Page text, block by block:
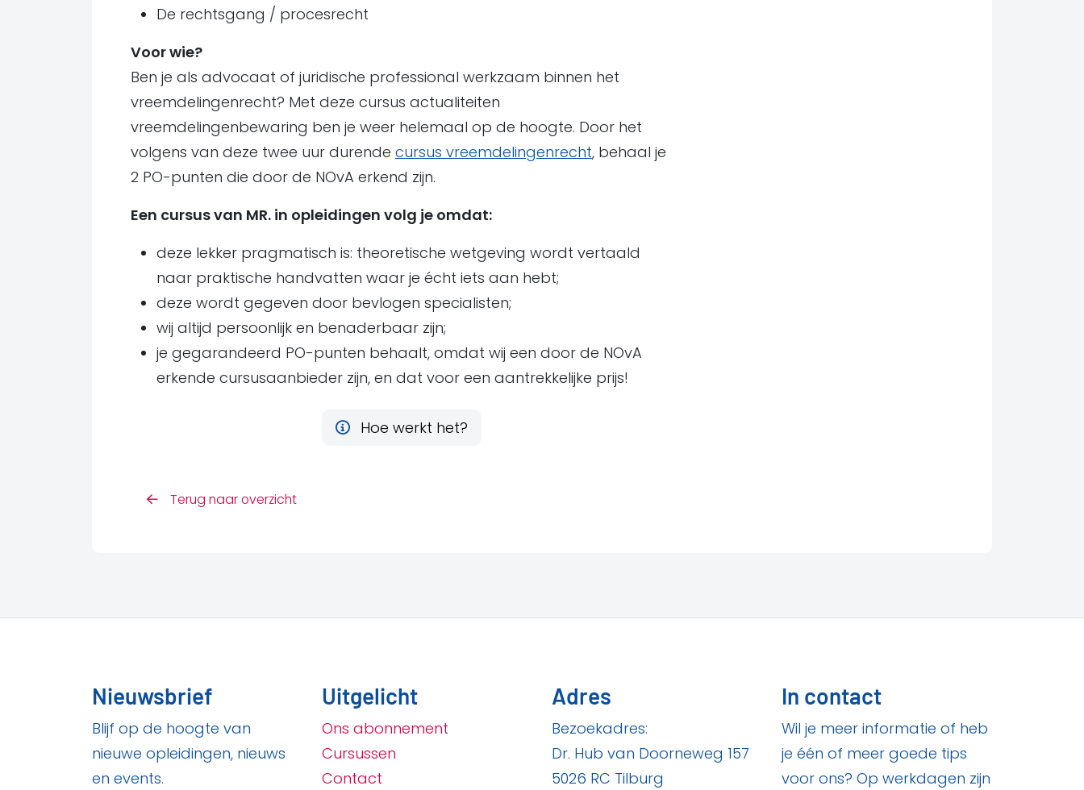
De rechtsgang / procesrecht
Voor wie?
Ben je als advocaat of juridische professional werkzaam binnen het
vreemdelingenrecht? Met deze cursus actualiteiten
vreemdelingenbewaring ben je weer helemaal op de hoogte. Door het
volgens van deze twee uur durende cursus vreemdelingenrecht, behaal je
2 PO-punten die door de NOvA erkend zijn.
Een cursus van MR. in opleidingen volg je omdat:
deze lekker pragmatisch is: theoretische wetgeving wordt vertaald
naar praktische handvatten waar je écht iets aan hebt;
deze wordt gegeven door bevlogen specialisten;
wij altijd persoonlijk en benaderbaar zijn;
je gegarandeerd PO-punten behaalt, omdat wij een door de NOvA
erkende cursusaanbieder zijn, en dat voor een aantrekkelijke prijs!
Hoe werkt het?
Terug naar overzicht
Nieuwsbrief
Blijf op de hoogte van
nieuwe opleidingen, nieuws
en events.
Uitgelicht
Ons abonnement
Cursussen
Contact
Adres
Bezoekadres:
Dr. Hub van Doorneweg 157
5026 RC Tilburg
In contact
Wil je meer informatie of heb
je één of meer goede tips
voor ons? Op werkdagen zijn